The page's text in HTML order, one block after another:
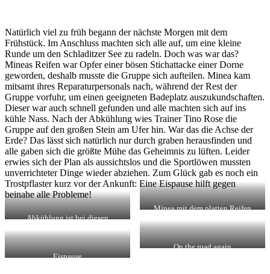
Natürlich viel zu früh begann der nächste Morgen mit dem
Frühstück. Im Anschluss machten sich alle auf, um eine kleine
Runde um den Schladitzer See zu radeln. Doch was war das?
Mineas Reifen war Opfer einer bösen Stichattacke einer Dorne
geworden, deshalb musste die Gruppe sich aufteilen. Minea kam
mitsamt ihres Reparaturpersonals nach, während der Rest der
Gruppe vorfuhr, um einen geeigneten Badeplatz auszukundschaften.
Dieser war auch schnell gefunden und alle machten sich auf ins
kühle Nass. Nach der Abkühlung wies Trainer Tino Rose die
Gruppe auf den großen Stein am Ufer hin. War das die Achse der
Erde? Das lässt sich natürlich nur durch graben herausfinden und
alle gaben sich die größte Mühe das Geheimnis zu lüften. Leider
erwies sich der Plan als aussichtslos und die Sportlöwen mussten
unverrichteter Dinge wieder abziehen. Zum Glück gab es noch ein
Trostpflaster kurz vor der Ankunft: Eine Eispause hilft gegen
beinahe alle Probleme!
Minea mit dem platten Reifen
Abkühlung ist bei diesen
On the road again
Eispause